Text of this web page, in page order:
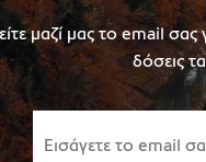
μαζί μας το email
δόσεις